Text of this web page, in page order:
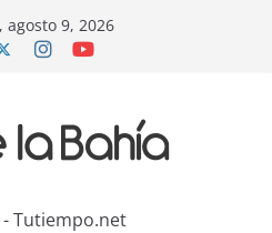
agosto 9, 2026
Tutiempo.net